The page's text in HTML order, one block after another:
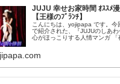
JUJU 幸せお家時間 ｵｽｽﾒ
【王様のﾌﾞﾗﾝﾁ】
こんにちは、yojipapa です。今
で紹介された、『JUJUのしあ
心がほっこりする人情マンガ 「